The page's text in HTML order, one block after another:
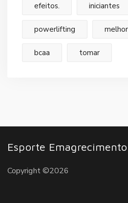
efeitos. iniciantes
powerlifting
bcaa tomar
Esporte
Copyright ©2026